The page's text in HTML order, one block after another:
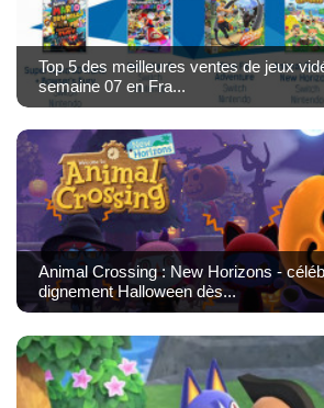
Top 5 des meilleures ventes de jeux
semaine 07 en Fra...
Animal Crossing : New Horizons -
dignement Halloween dès...